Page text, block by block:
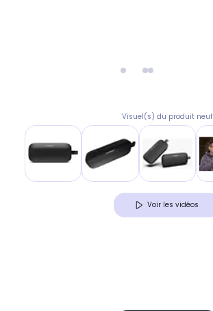
Visuel(s) du produit neuf
Voir les vidéos